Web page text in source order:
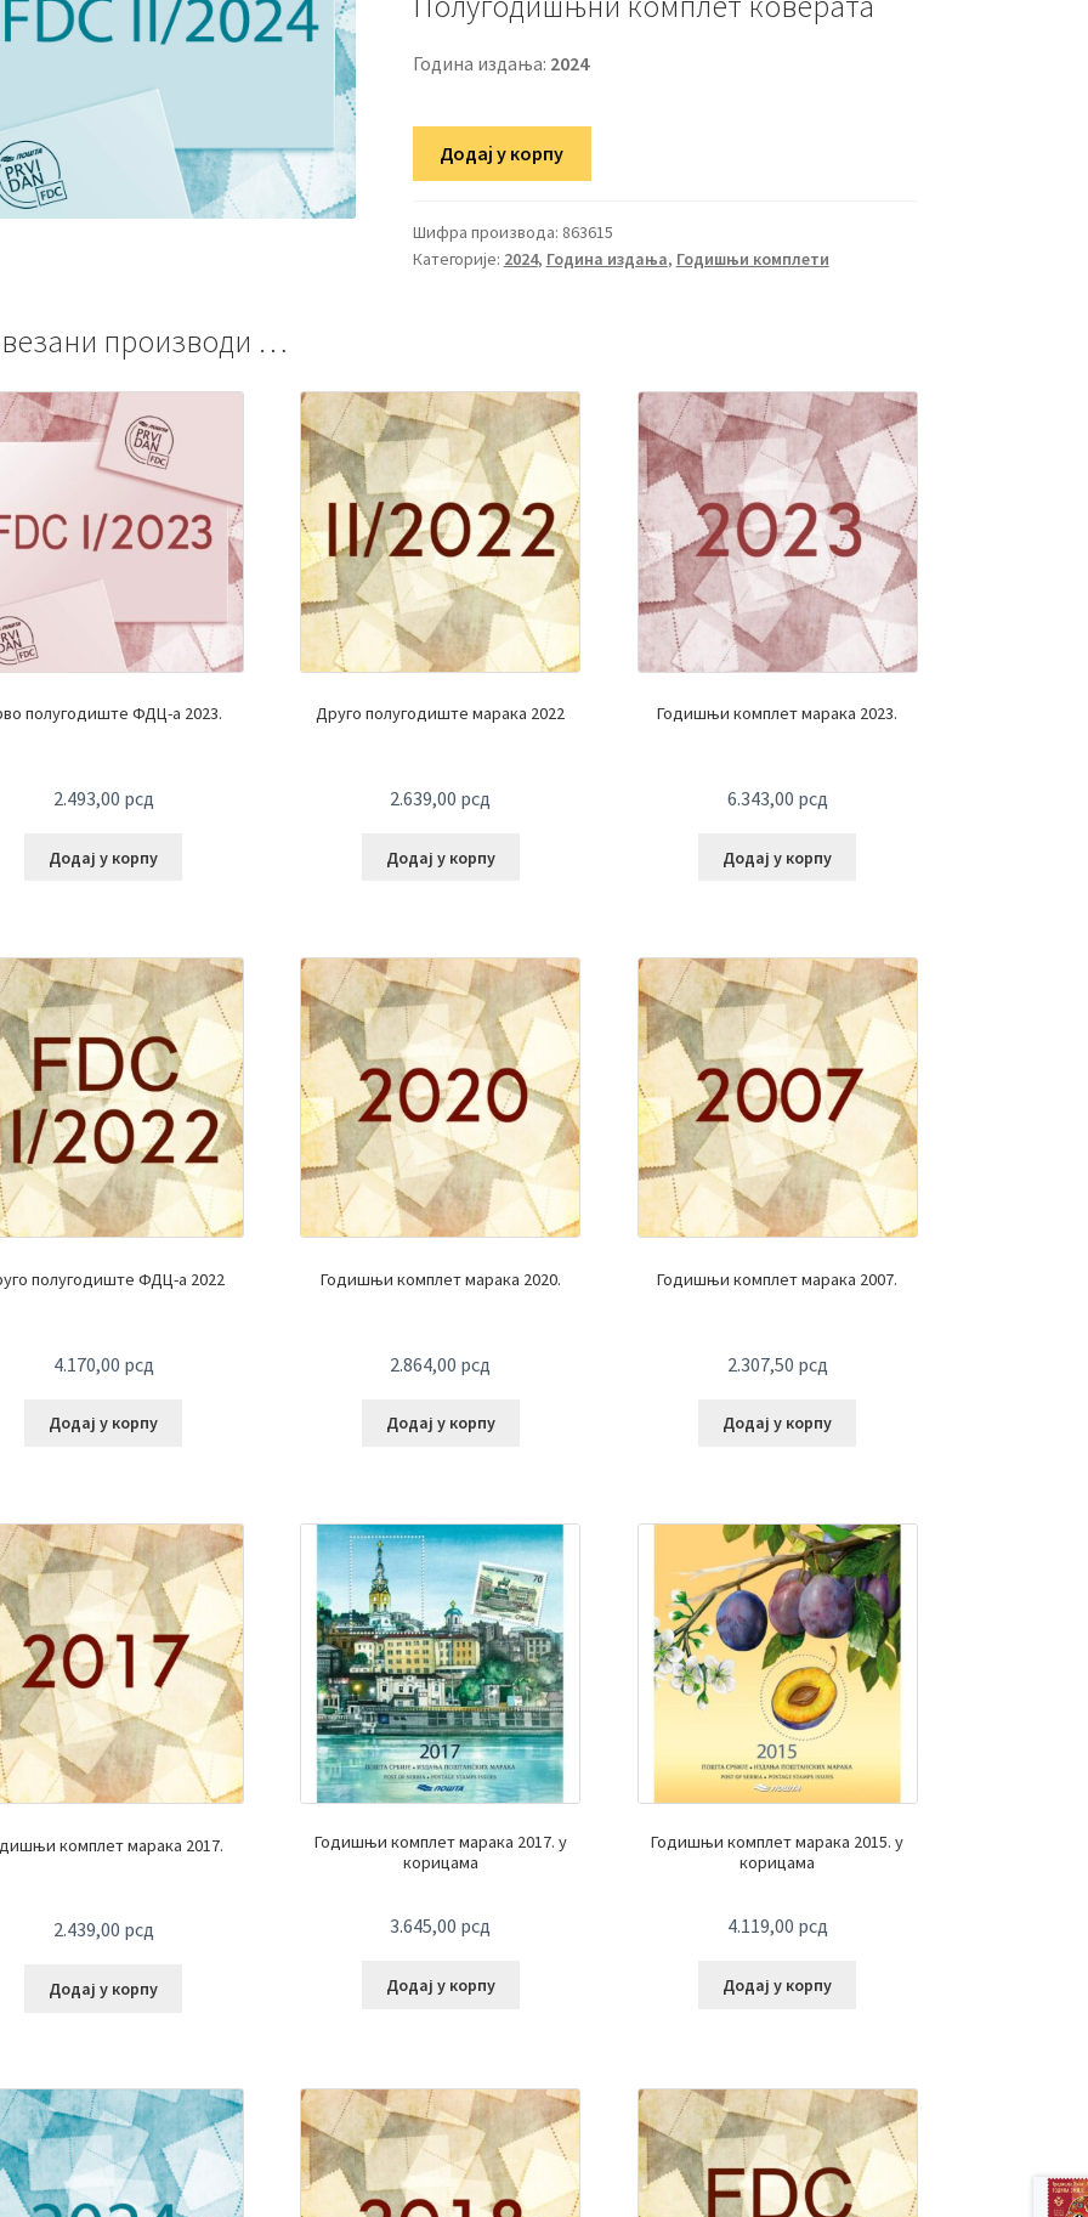
Година издања: 2024
полугодиште
а
2024.
Додај у корпу
Шифра производа: 863615
Категорије: 2024, Година издања, Годишњи комплети
производи …
полугодиште ФДЦ-а 2023.
2.493,00 рсд
Додај у корпу
Друго полугодиште марака 2022
2.639,00 рсд
Додај у корпу
Годишњи комплет марака 2023.
6.343,00 рсд
Додај у корпу
полугодиште ФДЦ-а 2022
4.170,00 рсд
Додај у корпу
Годишњи комплет марака 2020.
2.864,00 рсд
Додај у корпу
Годишњи комплет марака 2007.
2.307,50 рсд
Додај у корпу
комплет марака 2017.
2.439,00 рсд
Додај у корпу
Годишњи комплет марака 2017. у
корицама
3.645,00 рсд
Додај у корпу
Годишњи комплет марака 2015. у
корицама
4.119,00 рсд
Додај у корпу